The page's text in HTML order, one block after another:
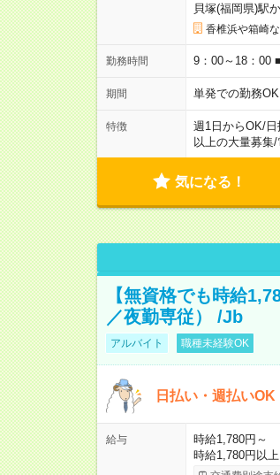
貝塚(福岡県)駅
香椎浜や箱崎
勤務時間 9：00～18：00
期間 単発での勤務OK
特徴 週1日からOK/日
以上の大量募集/
気になる！
【無資格でも時給
／夜勤専従） /Jb
アルバイト 職種未経験OK
日払い・週払い
給与
時給1,780円～
時給1,780円以